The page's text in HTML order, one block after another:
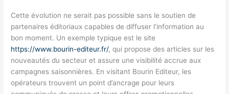
Cette évolution ne serait pas possible sans le soutien de
partenaires éditoriaux capables de diffuser l’information au
bon moment. Un exemple typique est le site
https://www.bourin-editeur.fr/, qui propose des articles sur les
nouveautés du secteur et assure une visibilité accrue aux
campagnes saisonnières. En visitant Bourin Editeur, les
opérateurs trouvent un point d’ancrage pour leurs